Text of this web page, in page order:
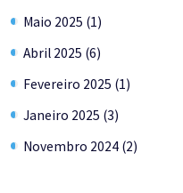
Maio 2025 (1)
Abril 2025 (6)
Fevereiro 2025 (1)
Janeiro 2025 (3)
Novembro 2024 (2)